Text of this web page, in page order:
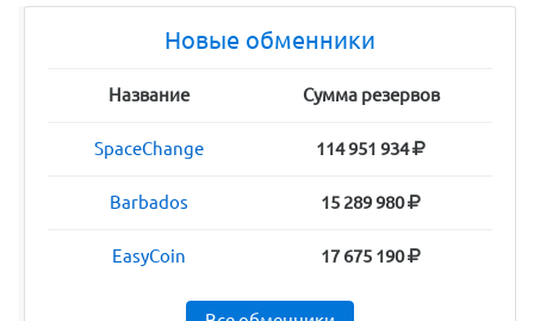
Новые обменники
Название Сумма резервов
SpaceChange 114 951 934
Barbados 15 289 980
EasyCoin 17 675 190